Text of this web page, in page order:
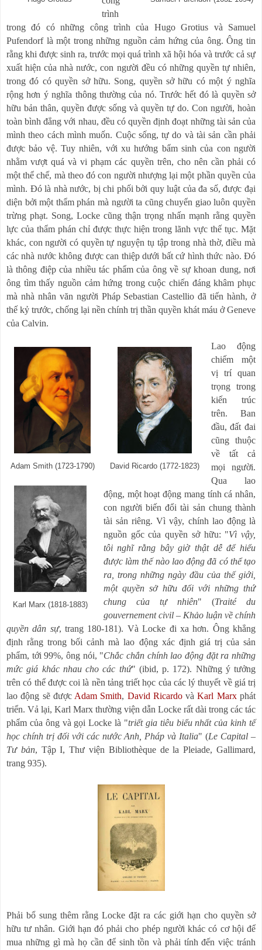
trình
trong đó có những công trình của Hugo Grotius và Samuel
Pufendorf là một trong những nguồn cảm hứng của ông. Ông tin
rằng khi được sinh ra, trước mọi quá trình xã hội hóa và trước cả sự
xuất hiện của nhà nước, con người đều có những quyền tự nhiên,
trong đó có quyền sở hữu. Song, quyền sở hữu có một ý nghĩa
rộng hơn ý nghĩa thông thường của nó. Trước hết đó là quyền sở
hữu bản thân, quyền được sống và quyền tự do. Con người, hoàn
toàn bình đẳng với nhau, đều có quyền định đoạt những tài sản của
mình theo cách mình muốn. Cuộc sống, tự do và tài sản cần phải
được bảo vệ. Tuy nhiên, với xu hướng bẩm sinh của con người
nhằm vượt quá và vi phạm các quyền trên, cho nên cần phải có
một thể chế, mà theo đó con người nhượng lại một phần quyền của
mình. Đó là nhà nước, bị chi phối bởi quy luật của đa số, được đại
diện bởi một thẩm phán mà người ta cũng chuyển giao luôn quyền
trừng phạt. Song, Locke cũng thận trọng nhấn mạnh rằng quyền
lực của thẩm phán chỉ được thực hiện trong lãnh vực thế tục. Mặt
khác, con người có quyền tự nguyện tụ tập trong nhà thờ, điều mà
các nhà nước không được can thiệp dưới bất cứ hình thức nào. Đó
là thông điệp của nhiều tác phẩm của ông về sự khoan dung, nơi
ông tìm thấy nguồn cảm hứng trong cuộc chiến đáng khâm phục
mà nhà nhân văn người Pháp Sebastian Castellio đã tiến hành, ở
thế kỷ trước, chống lại nền chính trị thần quyền khát máu ở Geneve
của Calvin.
Adam Smith (1723-1790) David Ricardo (1772-1823)
Karl Marx (1818-1883)
Lao động
chiếm một
vị trí quan
trọng trong
kiến trúc
trên. Ban
đầu, đất đai
cũng thuộc
về tất cả
mọi người.
Qua lao
động, một hoạt động mang tính cá nhân,
con người biến đổi tài sản chung thành
tài sản riêng. Vì vậy, chính lao động là
nguồn gốc của quyền sở hữu: "Vì vậy,
tôi nghĩ rằng bây giờ thật dễ để hiểu
được làm thế nào lao động đã có thể tạo
ra, trong những ngày đầu của thế giới,
một quyền sở hữu đối với những thứ
chung của tự nhiên" (Traité du
gouvernement civil– Khảo luận về chính
quyền dân sự, trang 180-181). Và Locke đi xa hơn. Ông khẳng
định rằng trong bối cảnh mà lao động xác định giá trị của sản
phẩm, tới 99%, ông nói, "Chắc chắn chính lao động đặt ra những
mức giá khác nhau cho các thứ" (ibid, p. 172). Những ý tưởng
trên có thể được coi là nền tảng triết học của các lý thuyết về giá trị
lao động sẽ được Adam Smith, David RicardovàKarl Marxphát
triển. Vả lại, Karl Marx thường viện dẫn Locke rất dài trong các tác
phẩm của ông và gọi Locke là "triết gia tiêu biểu nhất của kinh tế
học chính trị đối với các nước Anh, Pháp và Italia" (Le Capital –
Tư bản, Tập I, Thư viện Bibliothèque de la Pleiade, Gallimard,
trang 935).
Phải bổ sung thêm rằng Locke đặt ra các giới hạn cho quyền sở
hữu tư nhân. Giới hạn đó phải cho phép người khác có cơ hội để
mua những gì mà họ cần để sinh tồn và phải tính đến việc tránh